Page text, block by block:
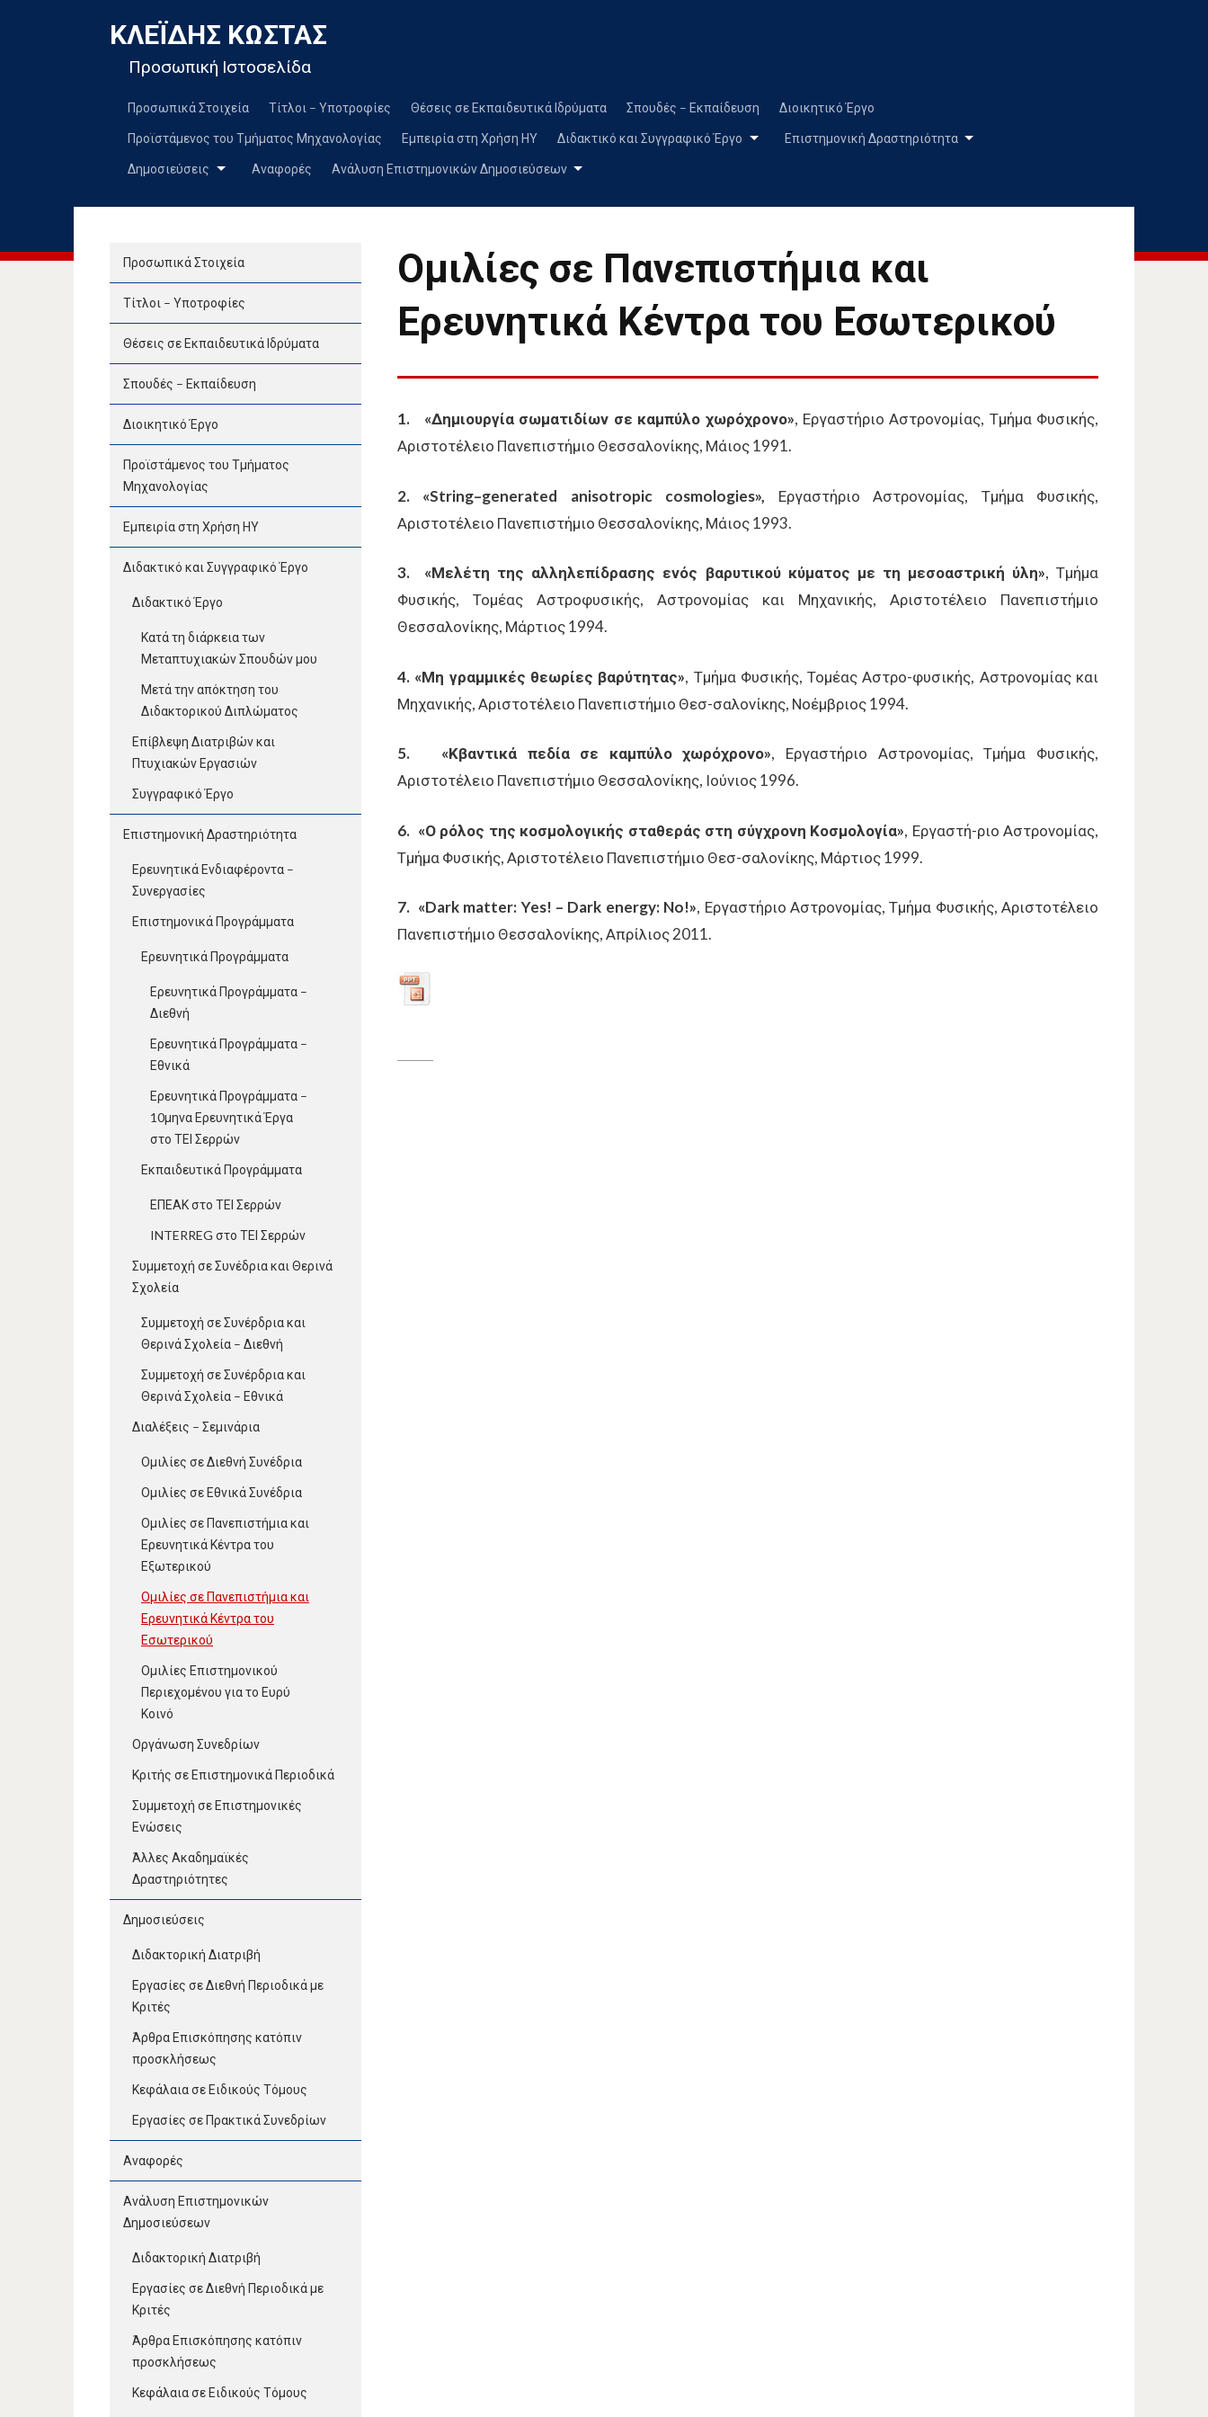
ΚΛΕΪ́ΔΗΣ ΚΏΣΤΑΣ
Προσωπική Ιστοσελίδα
Προσωπικά Στοιχεία Τίτλοι – Υποτροφίες Θέσεις σε Εκπαιδευτικά Ιδρύματα Σπουδές – Εκπαίδευση
Διοικητικό Έργο
Προϊστάμενος του Τμήματος Μηχανολογίας
Εμπειρία στη Χρήση ΗΥ Διδακτικό και Συγγραφικό Έργο
Επιστημονική Δραστηριότητα
Δημοσιεύσεις
Αναφορές Ανάλυση Επιστημονικών Δημοσιεύσεων
Ομιλίες σε Πανεπιστήμια και
Ερευνητικά Κέντρα του Εσωτερικού
1. «Δημιουργία σωματιδίων σε καμπύλο χωρόχρονο», Εργαστήριο Αστρονομίας, Τμήμα Φυσικής,
Αριστοτέλειο Πανεπιστήμιο Θεσσαλονίκης, Μάιος 1991.
2. «String–generated anisotropic cosmologies», Εργαστήριο Αστρονομίας, Τμήμα Φυσικής,
Αριστοτέλειο Πανεπιστήμιο Θεσσαλονίκης, Μάιος 1993.
3. «Μελέτη της αλληλεπίδρασης ενός βαρυτικού κύματος με τη μεσοαστρική ύλη», Τμήμα
Φυσικής, Τομέας Αστροφυσικής, Αστρονομίας και Μηχανικής, Αριστοτέλειο Πανεπιστήμιο
Θεσσαλονίκης, Μάρτιος 1994.
4. «Μη γραμμικές θεωρίες βαρύτητας», Τμήμα Φυσικής, Τομέας Αστρο-φυσικής, Αστρονομίας και
Μηχανικής, Αριστοτέλειο Πανεπιστήμιο Θεσ-σαλονίκης, Νοέμβριος 1994.
5. «Κβαντικά πεδία σε καμπύλο χωρόχρονο», Εργαστήριο Αστρονομίας, Τμήμα Φυσικής,
Αριστοτέλειο Πανεπιστήμιο Θεσσαλονίκης, Ιούνιος 1996.
6. «Ο ρόλος της κοσμολογικής σταθεράς στη σύγχρονη Κοσμολογία», Εργαστή-ριο Αστρονομίας,
Τμήμα Φυσικής, Αριστοτέλειο Πανεπιστήμιο Θεσ-σαλονίκης, Μάρτιος 1999.
7. «Dark matter:Yes! – Dark energy: No!», Εργαστήριο Αστρονομίας, Τμήμα Φυσικής, Αριστοτέλειο
Πανεπιστήμιο Θεσσαλονίκης, Απρίλιος 2011.
Προσωπικά Στοιχεία
Τίτλοι – Υποτροφίες
Θέσεις σε Εκπαιδευτικά Ιδρύματα
Σπουδές – Εκπαίδευση
Διοικητικό Έργο
Προϊστάμενος του Τμήματος
Μηχανολογίας
Εμπειρία στη Χρήση ΗΥ
Διδακτικό και Συγγραφικό Έργο
Διδακτικό Έργο
Κατά τη διάρκεια των
Μεταπτυχιακών Σπουδών μου
Μετά την απόκτηση του
Διδακτορικού Διπλώματος
Επίβλεψη Διατριβών και
Πτυχιακών Εργασιών
Συγγραφικό Έργο
Επιστημονική Δραστηριότητα
Ερευνητικά Ενδιαφέροντα –
Συνεργασίες
Επιστημονικά Προγράμματα
Ερευνητικά Προγράμματα
Ερευνητικά Προγράμματα –
Διεθνή
Ερευνητικά Προγράμματα –
Εθνικά
Ερευνητικά Προγράμματα –
10μηνα Ερευνητικά Έργα
στο ΤΕΙ Σερρών
Εκπαιδευτικά Προγράμματα
ΕΠΕΑΚ στο ΤΕΙ Σερρών
INTERREG στο ΤΕΙ Σερρών
Συμμετοχή σε Συνέδρια και Θερινά
Σχολεία
Συμμετοχή σε Συνέρδρια και
Θερινά Σχολεία – Διεθνή
Συμμετοχή σε Συνέρδρια και
Θερινά Σχολεία – Εθνικά
Διαλέξεις – Σεμινάρια
Ομιλίες σε Διεθνή Συνέδρια
Ομιλίες σε Εθνικά Συνέδρια
Ομιλίες σε Πανεπιστήμια και
Ερευνητικά Κέντρα του
Εξωτερικού
Ομιλίες σε Πανεπιστήμια και
Ερευνητικά Κέντρα του
Εσωτερικού
Ομιλίες Επιστημονικού
Περιεχομένου για το Ευρύ
Κοινό
Οργάνωση Συνεδρίων
Κριτής σε Επιστημονικά Περιοδικά
Συμμετοχή σε Επιστημονικές
Ενώσεις
Άλλες Ακαδημαϊκές
Δραστηριότητες
Δημοσιεύσεις
Διδακτορική Διατριβή
Εργασίες σε Διεθνή Περιοδικά με
Κριτές
Άρθρα Επισκόπησης κατόπιν
προσκλήσεως
Κεφάλαια σε Ειδικούς Τόμους
Εργασίες σε Πρακτικά Συνεδρίων
Αναφορές
Ανάλυση Επιστημονικών
Δημοσιεύσεων
Διδακτορική Διατριβή
Εργασίες σε Διεθνή Περιοδικά με
Κριτές
Άρθρα Επισκόπησης κατόπιν
προσκλήσεως
Κεφάλαια σε Ειδικούς Τόμους